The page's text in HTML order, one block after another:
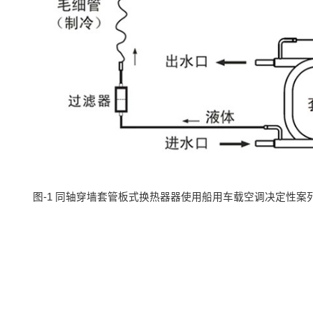
图-1 同轴穿墙套管板式换热器器使用船用车载空调决定性案